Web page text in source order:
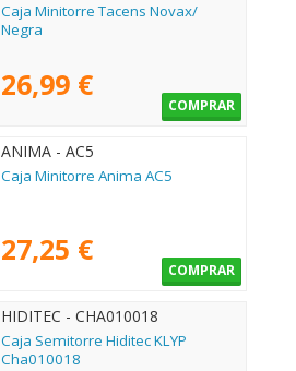
Caja Minitorre Tacens Novax/
Negra
26,99 €
COMPRAR
ANIMA - AC5
Caja Minitorre Anima AC5
27,25 €
COMPRAR
HIDITEC - CHA010018
Caja Semitorre Hiditec KLYP
Cha010018